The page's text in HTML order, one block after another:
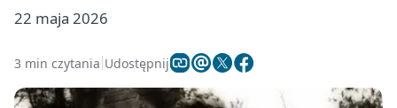
22 maja 2026
3 min czytania Udostępnij